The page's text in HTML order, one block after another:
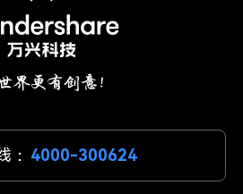
： 4000-300624